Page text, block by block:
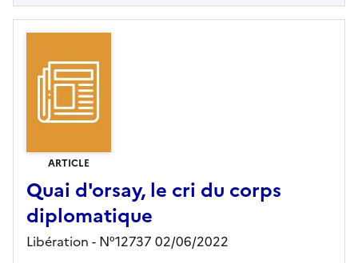
ARTICLE
Quai d'orsay, le cri du corps
diplomatique
Libération - N°12737 02/06/2022